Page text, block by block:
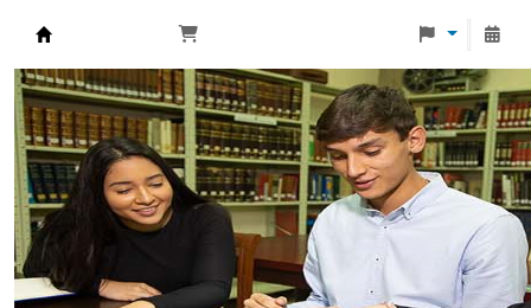
Biblioteca Universidad Monteávila